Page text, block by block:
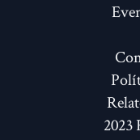
2023